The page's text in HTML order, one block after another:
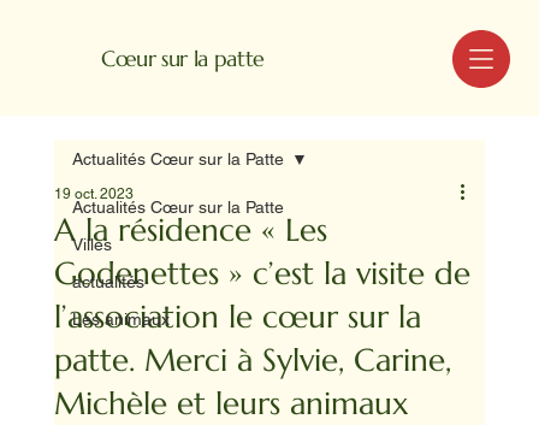
Cœur sur la patte MENU
Actualités Cœur sur la Patte
Villes
actualités
Les animaux
Actualités Cœur sur la Patte
A la résidence « Les
Godenettes » c’est la visite de
l’association le cœur sur la
patte. Merci à Sylvie, Carine,
Michèle et leurs animaux
19 oct. 2023